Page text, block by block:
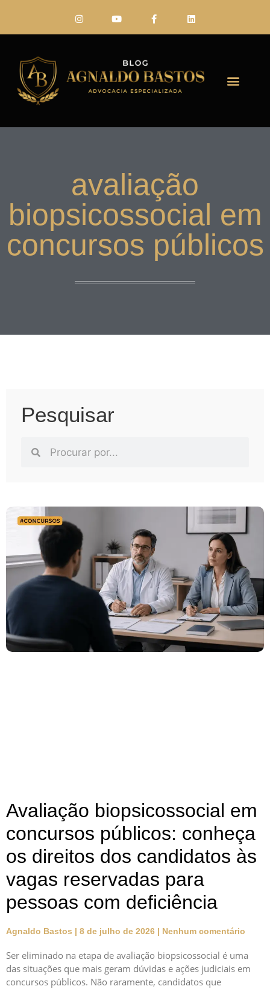
avaliação
biopsicossocial em
concursos públicos
Pesquisar
Avaliação biopsicossocial em
concursos públicos: conheça
os direitos dos candidatos às
vagas reservadas para
pessoas com deficiência
Agnaldo Bastos 8 de julho de 2026 Nenhum comentário
Ser eliminado na etapa de avaliação biopsicossocial é uma
das situações que mais geram dúvidas e ações judiciais em
concursos públicos. Não raramente, candidatos que